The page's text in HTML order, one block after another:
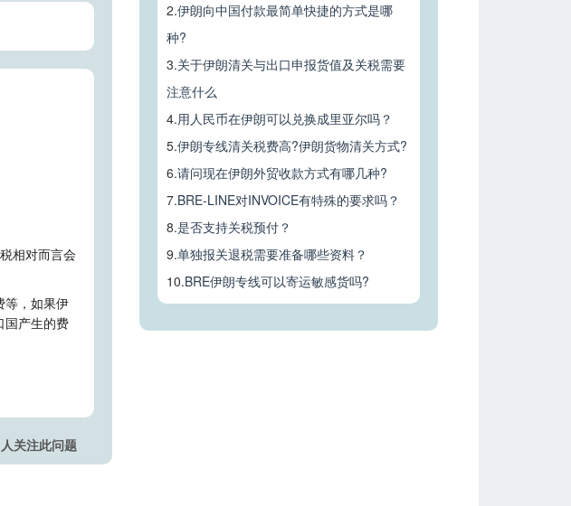
相对而言会
等，如果伊
国产生的费
人关注此问题
2.伊朗向中国付款最简单快捷的方式是哪
种?
3.关于伊朗清关与出口申报货值及关税需要
注意什么
4.用人民币在伊朗可以兑换成里亚尔吗？
5.伊朗专线清关税费高?伊朗货物清关方式?
6.请问现在伊朗外贸收款方式有哪几种?
7.BRE-LINE对INVOICE有特殊的要求吗？
8.是否支持关税预付？
9.单独报关退税需要准备哪些资料？
10.BRE伊朗专线可以寄运敏感货吗?